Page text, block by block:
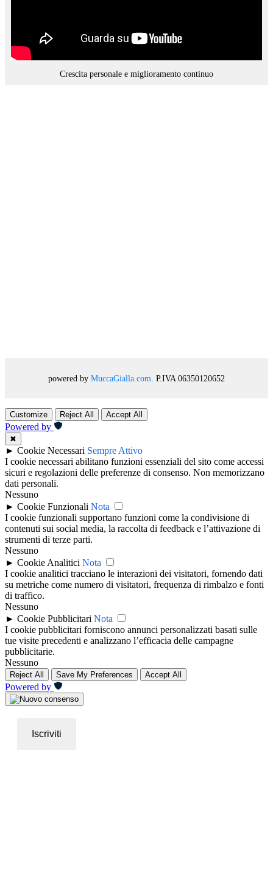
Crescita personale e miglioramento continuo
powered by MuccaGialla.com . P.IVA 06350120652
Customize Reject All Accept All
Powered by
✖
► Cookie Necessari Sempre Attivo
I cookie necessari abilitano funzioni essenziali del sito come accessi
sicuri e regolazioni delle preferenze di consenso. Non memorizzano
dati personali.
Nessuno
► Cookie Funzionali Nota
I cookie funzionali supportano funzioni come la condivisione di
contenuti sui social media, la raccolta di feedback e l’attivazione di
strumenti di terze parti.
Nessuno
► Cookie Analitici Nota
I cookie analitici tracciano le interazioni dei visitatori, fornendo dati
su metriche come numero di visitatori, frequenza di rimbalzo e fonti
di traffico.
Nessuno
► Cookie Pubblicitari Nota
I cookie pubblicitari forniscono annunci personalizzati basati sulle
tue visite precedenti e analizzano l’efficacia delle campagne
pubblicitarie.
Nessuno
Reject All Save My Preferences Accept All
Powered by
Iscriviti